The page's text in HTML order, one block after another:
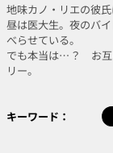
地味カノ・リエの彼
昼は医大生。夜のバ
べらせている。
でも本当は…？ お互
リー。
キーワード：